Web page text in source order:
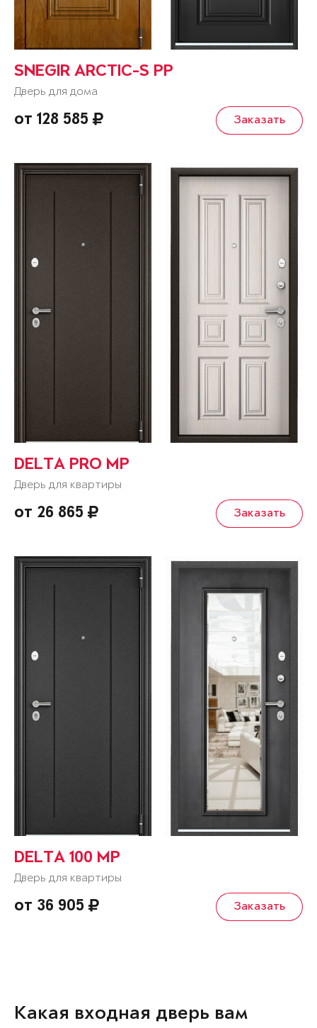
SNEGIR ARCTIC-S PP
Дверь для дома
от 128 585 Заказать
DELTA PRO MP
Дверь для квартиры
от 26 865 Заказать
DELTA 100 MP
Дверь для квартиры
от 36 905 Заказать
Какая входная дверь вам